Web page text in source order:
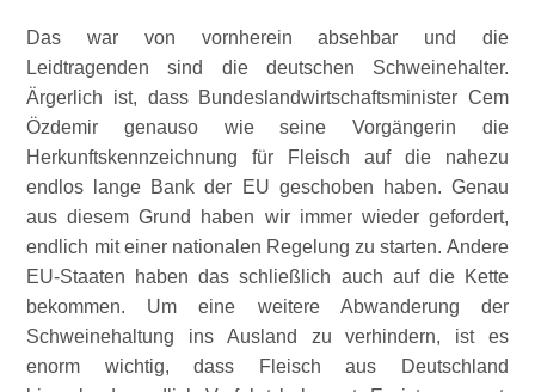
Das war von vornherein absehbar und die
Leidtragenden sind die deutschen Schweinehalter.
Ärgerlich ist, dass Bundeslandwirtschaftsminister Cem
Özdemir genauso wie seine Vorgängerin die
Herkunftskennzeichnung für Fleisch auf die nahezu
endlos lange Bank der EU geschoben haben. Genau
aus diesem Grund haben wir immer wieder gefordert,
endlich mit einer nationalen Regelung zu starten. Andere
EU-Staaten haben das schließlich auch auf die Kette
bekommen. Um eine weitere Abwanderung der
Schweinehaltung ins Ausland zu verhindern, ist es
enorm wichtig, dass Fleisch aus Deutschland